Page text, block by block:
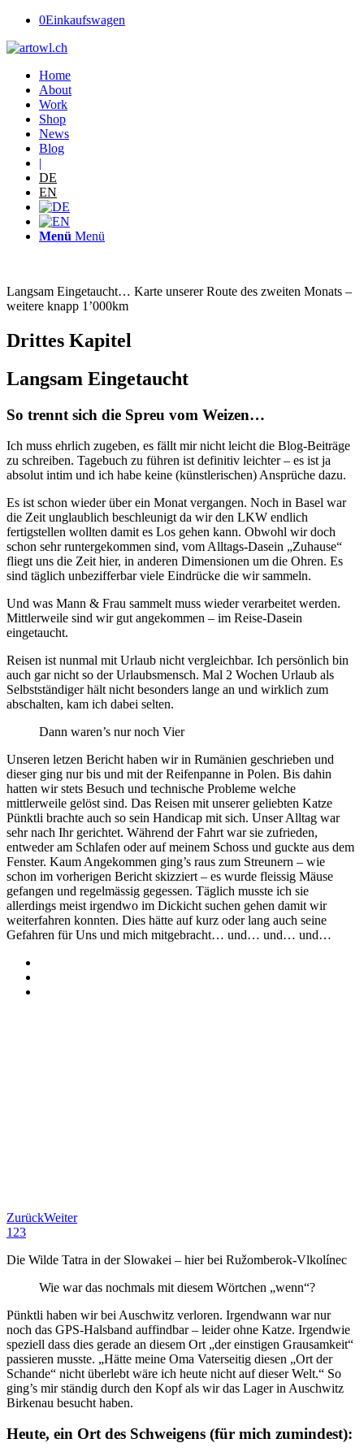
0Einkaufswagen
Home
About
Work
Shop
News
Blog
|
DE
EN
Menü Menü
Langsam Eingetaucht… Karte unserer Route des zweiten Monats –
weitere knapp 1’000km
Drittes Kapitel
Langsam Eingetaucht
So trennt sich die Spreu vom Weizen…
Ich muss ehrlich zugeben, es fällt mir nicht leicht die Blog-Beiträge
zu schreiben. Tagebuch zu führen ist definitiv leichter – es ist ja
absolut intim und ich habe keine (künstlerischen) Ansprüche dazu.
Es ist schon wieder über ein Monat vergangen. Noch in Basel war
die Zeit unglaublich beschleunigt da wir den LKW endlich
fertigstellen wollten damit es Los gehen kann. Obwohl wir doch
schon sehr runtergekommen sind, vom Alltags-Dasein „Zuhause“
fliegt uns die Zeit hier, in anderen Dimensionen um die Ohren. Es
sind täglich unbezifferbar viele Eindrücke die wir sammeln.
Und was Mann & Frau sammelt muss wieder verarbeitet werden.
Mittlerweile sind wir gut angekommen – im Reise-Dasein
eingetaucht.
Reisen ist nunmal mit Urlaub nicht vergleichbar. Ich persönlich bin
auch gar nicht so der Urlaubsmensch. Mal 2 Wochen Urlaub als
Selbstständiger hält nicht besonders lange an und wirklich zum
abschalten, kam ich dabei selten.
Dann waren’s nur noch Vier
Unseren letzen Bericht haben wir in Rumänien geschrieben und
dieser ging nur bis und mit der Reifenpanne in Polen. Bis dahin
hatten wir stets Besuch und technische Probleme welche
mittlerweile gelöst sind. Das Reisen mit unserer geliebten Katze
Pünktli brachte auch so sein Handicap mit sich. Unser Alltag war
sehr nach Ihr gerichtet. Während der Fahrt war sie zufrieden,
entweder am Schlafen oder auf meinem Schoss und guckte aus dem
Fenster. Kaum Angekommen ging’s raus zum Streunern – wie
schon im vorherigen Bericht skizziert – es wurde fleissig Mäuse
gefangen und regelmässig gegessen. Täglich musste ich sie
allerdings meist irgendwo im Dickicht suchen gehen damit wir
weiterfahren konnten. Dies hätte auf kurz oder lang auch seine
Gefahren für Uns und mich mitgebracht… und… und… und…
ZurückWeiter
1 23
Die Wilde Tatra in der Slowakei – hier bei Ružomberok-Vlkolínec
Wie war das nochmals mit diesem Wörtchen „wenn“?
Pünktli haben wir bei Auschwitz verloren. Irgendwann war nur
noch das GPS-Halsband auffindbar – leider ohne Katze. Irgendwie
speziell dass dies gerade an diesem Ort „der einstigen Grausamkeit“
passieren musste. „Hätte meine Oma Vaterseitig diesen „Ort der
Schande“ nicht überlebt wäre ich heute nicht auf dieser Welt.“ So
ging’s mir ständig durch den Kopf als wir das Lager in Auschwitz
Birkenau besucht haben.
Heute, ein Ort des Schweigens (für mich zumindest):